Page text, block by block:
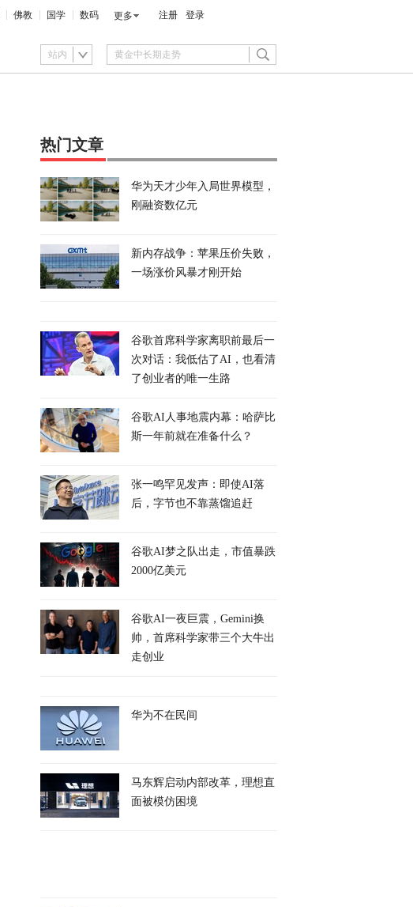
佛教 国学 数码 更多 注册 登录
站内
热门文章
华为天才少年入局世界模型，
刚融资数亿元
新内存战争：苹果压价失败，
一场涨价风暴才刚开始
谷歌首席科学家离职前最后一
次对话：我低估了AI，也看清
了创业者的唯一生路
谷歌AI人事地震内幕：哈萨比
斯一年前就在准备什么？
张一鸣罕见发声：即使AI落
后，字节也不靠蒸馏追赶
谷歌AI梦之队出走，市值暴跌
2000亿美元
谷歌AI一夜巨震，Gemini换
帅，首席科学家带三个大牛出
走创业
华为不在民间
马东辉启动内部改革，理想直
面被模仿困境